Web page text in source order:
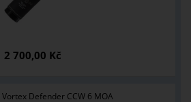
2 700,00 Kč
Defender CCW 6 MOA